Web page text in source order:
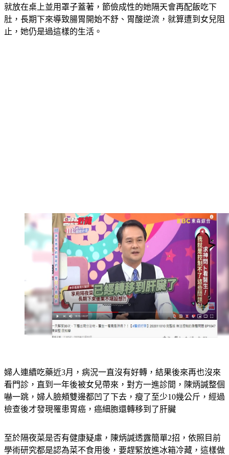
老婦人常為了要孫子吃飽，在晚餐時準備很多菜，吃剩下的菜
就放在桌上並用罩子蓋著，節儉成性的她隔天會再配飯吃下
肚，長期下來導致腸胃開始不舒、胃酸逆流，就算遭到女兒阻
婦人連續吃藥近3月，病況一直沒有好轉，結果後來再也沒來
看門診，直到一年後被女兒帶來，對方一進診間，陳炳諴整個
嚇一跳，婦人臉頰雙邊都凹了下去，瘦了至少10幾公斤，經過
至於隔夜菜是否有健康疑慮，陳炳諴透露簡單2招，依照目前